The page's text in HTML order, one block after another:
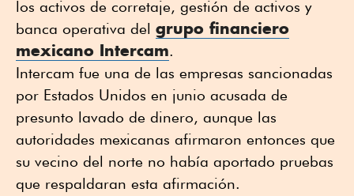
los activos de corretaje, gestión de activos y
banca operativa del grupo financiero
mexicano Intercam.
Intercam fue una de las empresas sancionadas
por Estados Unidos en junio acusada de
presunto lavado de dinero, aunque las
autoridades mexicanas afirmaron entonces que
su vecino del norte no había aportado pruebas
que respaldaran esta afirmación.